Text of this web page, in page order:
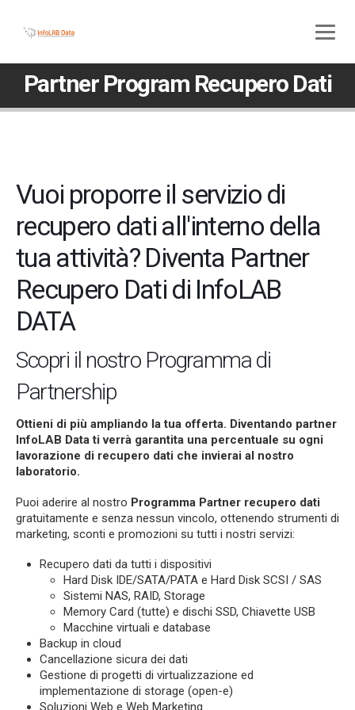
Partner Program Recupero Dati
Vuoi proporre il servizio di
recupero dati all'interno della
tua attività? Diventa Partner
Recupero Dati di InfoLAB
DATA
Scopri il nostro Programma di
Partnership
Ottieni di più ampliando la tua offerta. Diventando partner
InfoLAB Data ti verrà garantita una percentuale su ogni
lavorazione di recupero dati che invierai al nostro
laboratorio.
Puoi aderire al nostro Programma Partner recupero dati
gratuitamente e senza nessun vincolo, ottenendo strumenti di
marketing, sconti e promozioni su tutti i nostri servizi:
Recupero dati da tutti i dispositivi
Hard Disk IDE/SATA/PATA e Hard Disk SCSI / SAS
Sistemi NAS, RAID, Storage
Memory Card (tutte) e dischi SSD, Chiavette USB
Macchine virtuali e database
Backup in cloud
Cancellazione sicura dei dati
Gestione di progetti di virtualizzazione ed
implementazione di storage (open-e)
Soluzioni Web e Web Marketing